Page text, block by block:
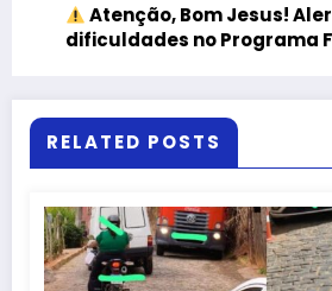
Atenção, Bom Jesus!
dificuldades no Programa
RELATED POSTS